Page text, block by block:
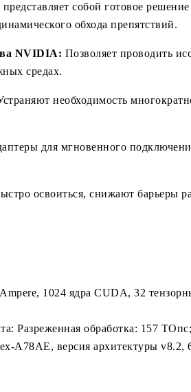
собой готовое
обхода препятствий.
NVIDIA: Позволяет проводить
средах.
необходимость
для мгновенного
освоиться, снижают барьеры
1024 ядра CUDA, 32
Разреженная обработка: 157
A78AE, версия архитектуры